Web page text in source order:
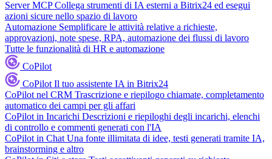
Server MCP Collega strumenti di IA esterni a Bitrix24 ed esegui
azioni sicure nello spazio di lavoro
Automazione Semplificare le attività relative a richieste,
approvazioni, note spese, RPA, automazione dei flussi di lavoro
Tutte le funzionalità di HR e automazione
CoPilot
CoPilot Il tuo assistente IA in Bitrix24
CoPilot nel CRM Trascrizione e riepilogo chiamate, completamento
automatico dei campi per gli affari
CoPilot in Incarichi Descrizioni e riepiloghi degli incarichi, elenchi
di controllo e commenti generati con l'IA
CoPilot in Chat Una fonte illimitata di idee, testi generati tramite IA,
brainstorming e altro